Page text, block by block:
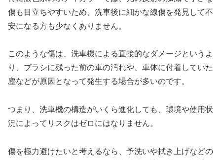
傷も目立ちやすいため、洗車後に細かな線傷を発見して不
安になる方も少なくありません。
このような傷は、洗車機による直接的なダメージというよ
り、ブラシに残った前の車の汚れや、車体に付着していた
塵などが原因となって発生する場合が多いのです。
つまり、洗車機の構造がいくら進化しても、環境や使用状
況によってリスクはゼロにはなりません。
傷を極力避けたいと考えるなら、予洗いや拭き上げなどの